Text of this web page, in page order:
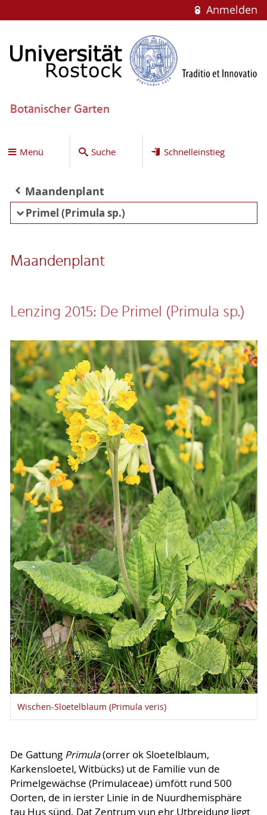
Anmelden
Botanischer Garten
Menü Suche Schnelleinstieg
Maandenplant
Primel (Primula sp.)
Maandenplant
Lenzing 2015: De Primel (Primula sp.)
Wischen-Sloetelblaum (Primula veris)
De Gattung Primula(orrer ok Sloetelblaum,
Karkensloetel, Witbücks) ut de Familie vun de
Primelgewächse (Primulaceae) ümfött rund 500
Oorten, de in ierster Linie in de Nuurdhemisphäre
tau Hus sünd. Dat Zentrum vun ehr Utbreidung liggt